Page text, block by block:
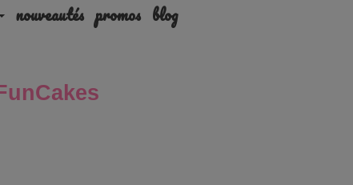
nouveautés promos blog